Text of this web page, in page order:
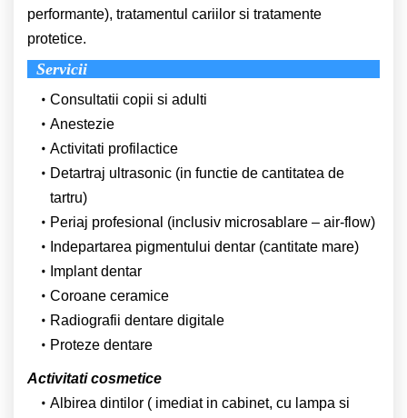
performante), tratamentul cariilor si tratamente
protetice.
Servicii
Consultatii copii si adulti
Anestezie
Activitati profilactice
Detartraj ultrasonic (in functie de cantitatea de
tartru)
Periaj profesional (inclusiv microsablare – air-flow)
Indepartarea pigmentului dentar (cantitate mare)
Implant dentar
Coroane ceramice
Radiografii dentare digitale
Proteze dentare
Activitati cosmetice
Albirea dintilor ( imediat in cabinet, cu lampa si